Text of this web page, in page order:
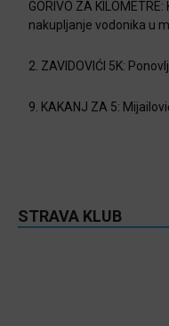
GORIVO ZA
nakupljanje vodonika u
2. ZAVIDOVIĆI 5K:
9. KAKANJ ZA 5:
STRAVA KLUB